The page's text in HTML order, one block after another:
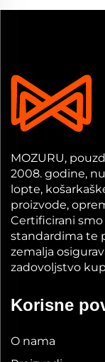
MOZURU,
2008. godine,
lopte,
proizvode,
Certificirani smo
standardima te
zemalja
zadovoljstvo
Korisne
O nama